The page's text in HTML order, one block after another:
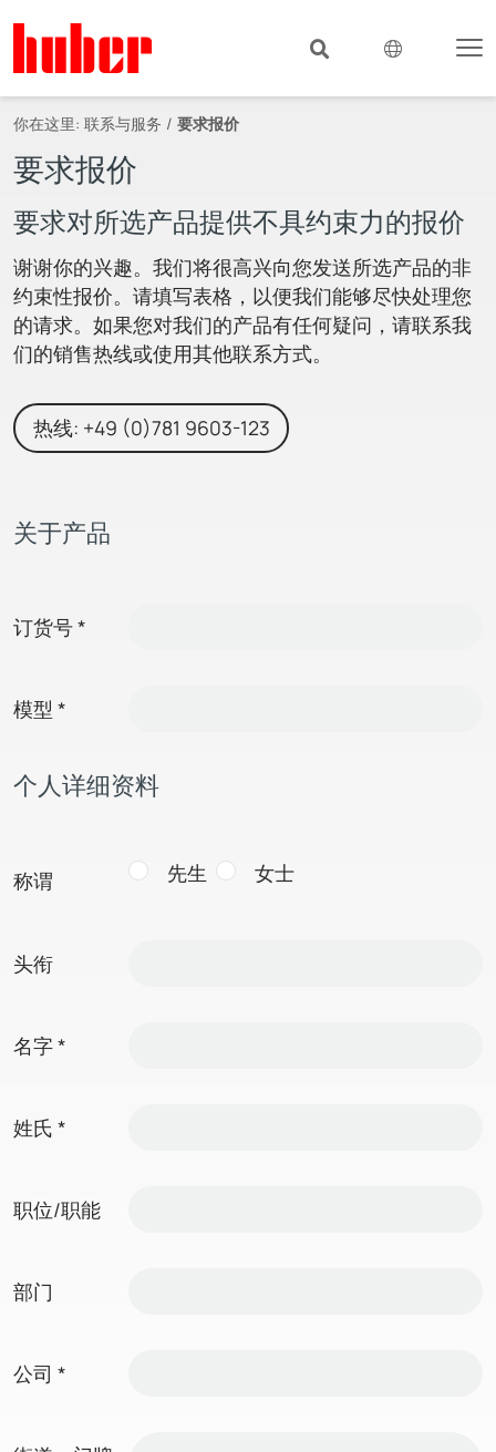
你在这里: 联系与服务 要求报价
要求报价
要求对所选产品提供不具约束力的报价
谢谢你的兴趣。我们将很高兴向您发送所选产品的非
约束性报价。请填写表格，以便我们能够尽快处理您
的请求。如果您对我们的产品有任何疑问，请联系我
们的销售热线或使用其他联系方式。
热线: +49 (0)781 9603-123
关于产品
订货号*
模型 *
个人详细资料
称谓 先生 女士
头衔
名字*
姓氏 *
职位/职能
部门
公司 *